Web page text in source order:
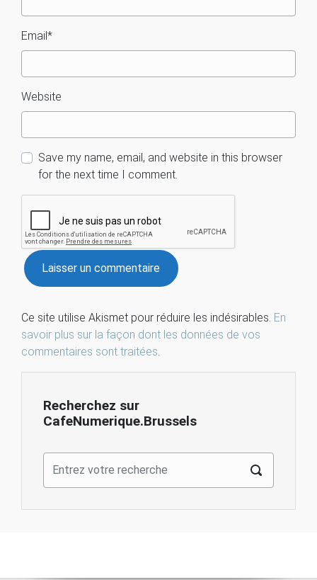
Email*
Website
Save my name, email, and website in this browser
for the next time I comment.
Ce site utilise Akismet pour réduire les indésirables. En
savoir plus sur la façon dont les données de vos
commentaires sont traitées.
Recherchez sur
CafeNumerique.Brussels